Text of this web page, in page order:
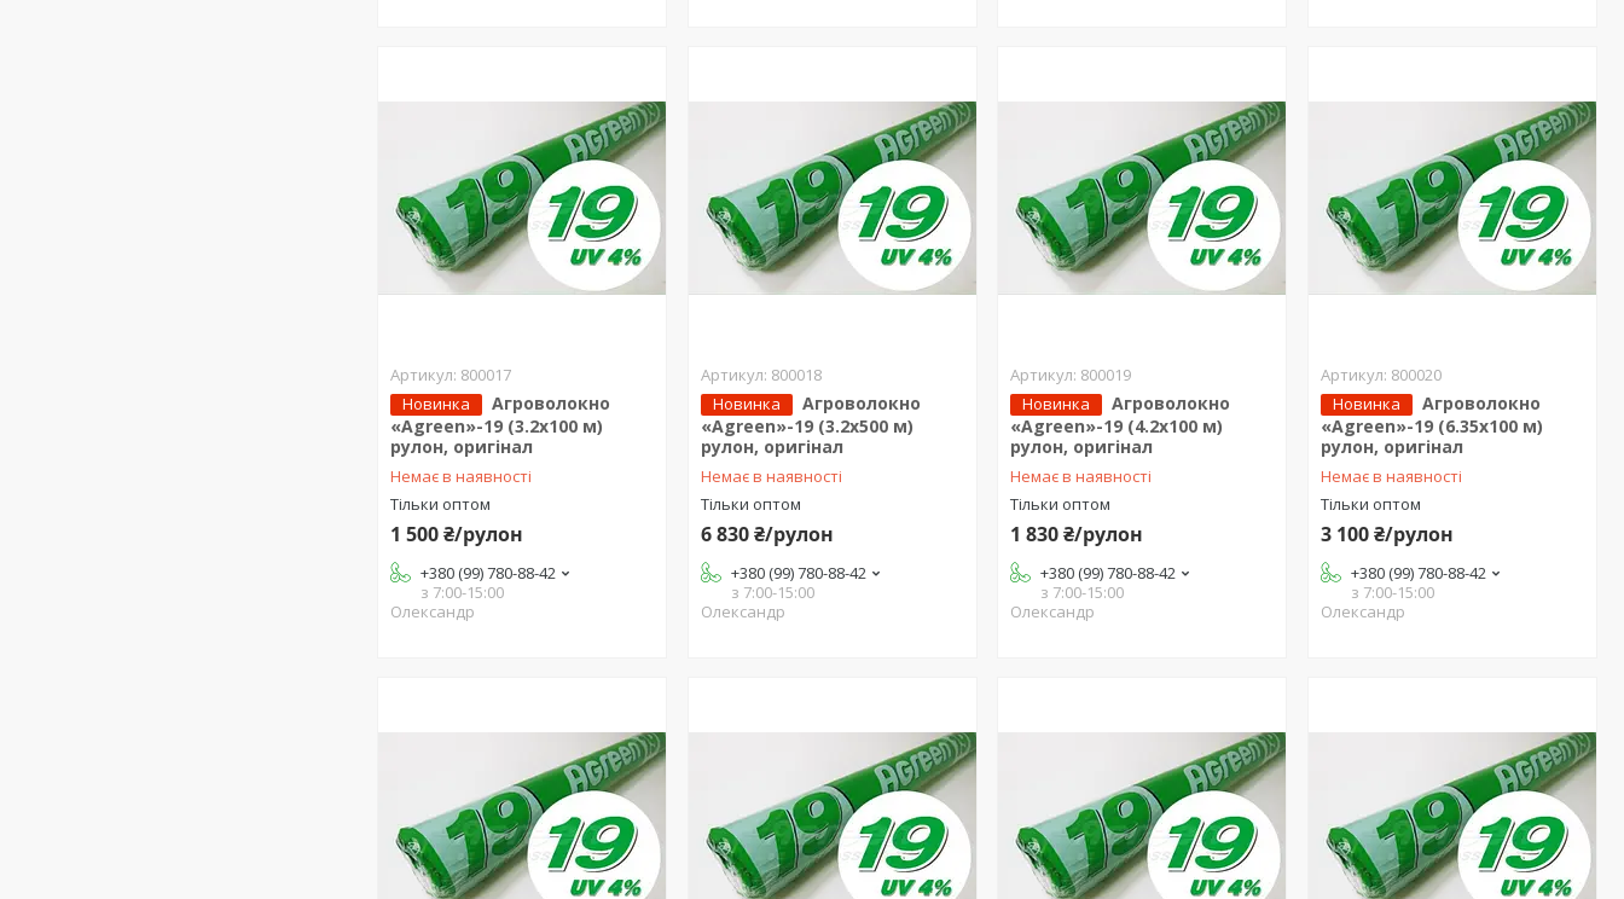
800017
Новинка
Агроволокно
«Agreen»-19 (3.2х100 м)
рулон, оригінал
Немає в наявності
Тільки оптом
1 500 ₴/рулон
+380 (99) 780-88-42
з 7:00-15:00
Олександр
800018
Новинка
Агроволокно
«Agreen»-19 (3.2х500 м)
рулон, оригінал
Немає в наявності
Тільки оптом
6 830 ₴/рулон
+380 (99) 780-88-42
з 7:00-15:00
Олександр
800019
Новинка
Агроволокно
«Agreen»-19 (4.2х100 м)
рулон, оригінал
Немає в наявності
Тільки оптом
1 830 ₴/рулон
+380 (99) 780-88-42
з 7:00-15:00
Олександр
800020
Новинка
Агроволокно
«Agreen»-19 (6.35х100 м)
рулон, оригінал
Немає в наявності
Тільки оптом
3 100 ₴/рулон
+380 (99) 780-88-42
з 7:00-15:00
Олександр